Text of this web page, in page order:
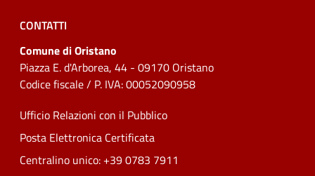
CONTATTI
Comune di Oristano
Piazza E. d'Arborea, 44 - 09170 Oristano
Codice fiscale / P. IVA: 00052090958
Ufficio Relazioni con il Pubblico
Posta Elettronica Certificata
Centralino unico: +39 0783 7911